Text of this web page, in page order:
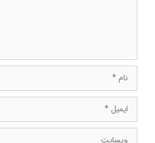
ایمیل
وبسایت